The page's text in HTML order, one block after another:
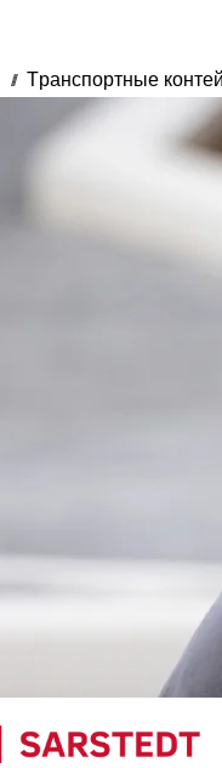
/// Tранспортные